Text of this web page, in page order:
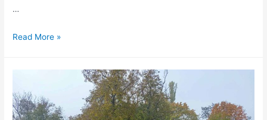
…
Ședința
excepționale
a
Read More »